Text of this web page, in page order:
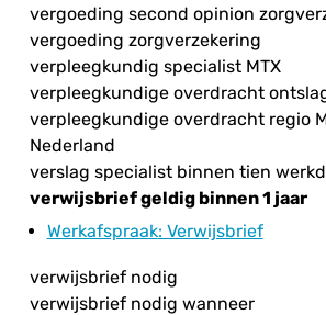
vergoeding second opinion
vergoeding zorgverzekering
verpleegkundig specialist MTX
verpleegkundige overdracht
verpleegkundige overdracht regio
Nederland
verslag specialist binnen tien
verwijsbrief geldig binnen 1 jaar
Werkafspraak: Verwijsbrief
verwijsbrief nodig
verwijsbrief nodig wanneer